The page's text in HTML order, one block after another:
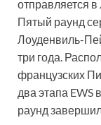
отправляется
Пятый раунд
Лоуденвиль-
три года.
французских
два этапа EWS
раунд